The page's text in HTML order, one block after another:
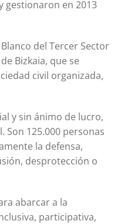
gestionaron en 2013
del Tercer Sector
Bizkaia, que se
civil organizada,
y sin ánimo de lucro,
125.000 personas
la defensa,
desprotección o
abarcar a la
participativa,